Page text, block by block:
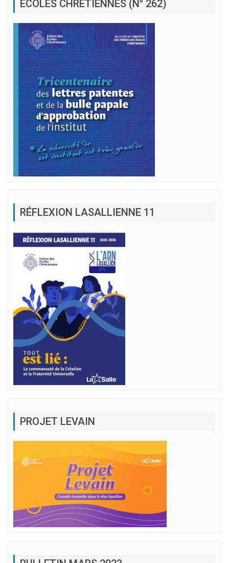
ÉCOLES CHRÉTIENNES (N° 262)
RÉFLEXION LASALLIENNE 11
PROJET LEVAIN